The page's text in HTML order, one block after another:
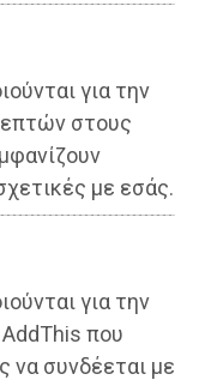
για την
στους
με εσάς.
για την
που
να συνδέεται με